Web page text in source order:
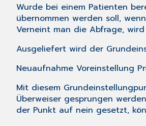
Wurde bei einem Patienten
übernommen werden soll,
Verneint man die Abfrage,
Ausgeliefert wird der
Neuaufnahme Voreinstellung
Mit diesem
Überweiser gesprungen
der Punkt auf nein gesetzt,